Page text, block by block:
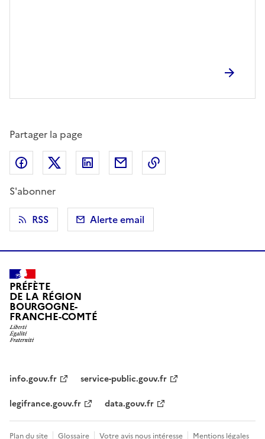
Partager la page
Partager sur Facebook
Partager sur X (anciennement Twitter)
Partager sur LinkedIn
Partager par email
S'abonner
RSS
Alerte email
PRÉFÈTE
DE LA RÉGION
BOURGOGNE-
FRANCHE-COMTÉ
info.gouv.fr
service-public.gouv.fr
legifrance.gouv.fr
data.gouv.fr
Plan du site Glossaire Votre avis nous intéresse Mentions légales